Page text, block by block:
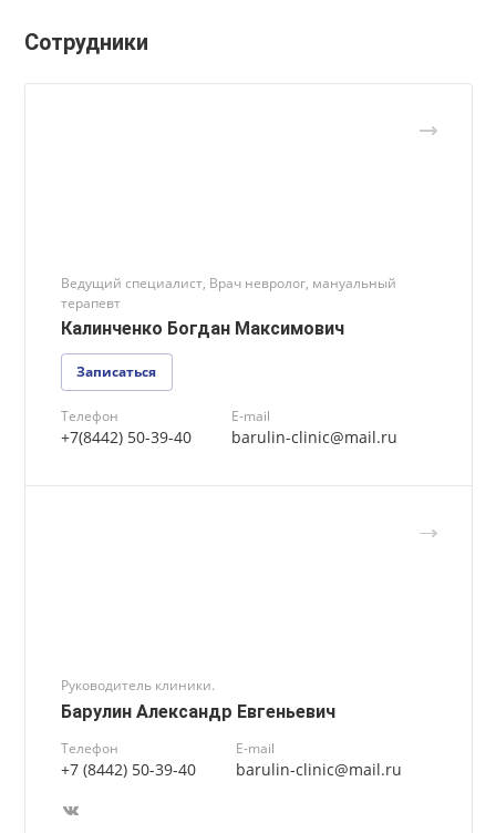
ТРОЙНИЧНОГО НЕРВА ВЫ МОЖЕТЕ
К СЛЕДУЮЩИМ ВРАЧАМ КЛИНИКИ:
Ведущий специалист, Врач невролог, мануальный